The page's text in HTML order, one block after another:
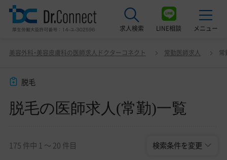
求人検索 LINE相談 メニュー
美容クリニック見学ご希望の方はこちら
サービス紹介
美容外科・美容皮膚科の医師求人ドクターコネクト 常勤医師求人 常
脱毛
脱毛の医師求人(常勤)一覧
175 件中 1 〜 20 件目 検索条件を変更
脱毛の医師求人(常勤)一覧 変更